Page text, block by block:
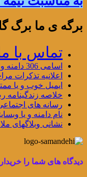
برگه ی ما
تماس با ما،
اسامی 306 دامنه و وبسایت reza ghanbari mazraeh noo معروف به ملا websites ~ domains 1405/03/26
اعلانیه تذکرات
ایمیل خوب و یا ممتاز خود را از ۷۰ وبسایت انتخاب فرمایید. دفتر کل
خلاصه زندگینامه
رسانه های
نام دامنه و یا
نشانی وبلاگهای
دیدگاه های شما را